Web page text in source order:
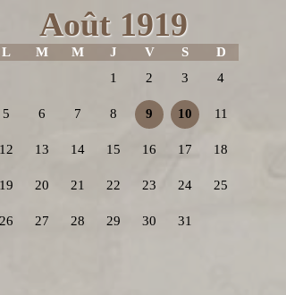
Août 1919
L M M J V S
D
1
2 3 4
5 6 7 8 9 10 11
12 13 14 15 16 17 18
19 20 21 22 23 24 25
26 27 28 29 30 31